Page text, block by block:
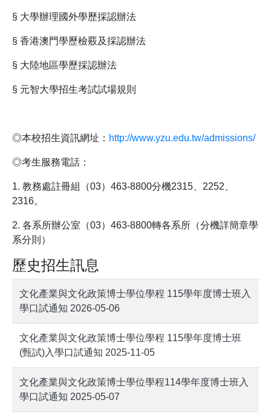
§ 大學辦理國外學歷採認辦法
§ 香港澳門學歷檢覈及採認辦法
§ 大陸地區學歷採認辦法
§ 元智大學招生考試試場規則
◎本校招生資訊網址： http://www.yzu.edu.tw/admissions/
◎考生服務電話：
1. 教務處註冊組（03）463-8800分機2315、2252、
2316。
2. 各系所辦公室（03）463-8800轉各系所（分機詳簡章學
系分則）
歷史招生訊息
文化產業與文化政策博士學位學程 115學年度博士班入
學口試通知 2026-05-06
文化產業與文化政策博士學位學程 115學年度博士班
(甄試)入學口試通知 2025-11-05
文化產業與文化政策博士學位學程114學年度博士班入
學口試通知 2025-05-07